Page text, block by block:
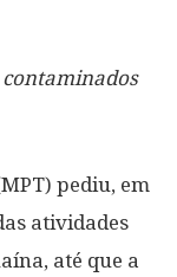
contaminados
pediu, em
atividades
até que a